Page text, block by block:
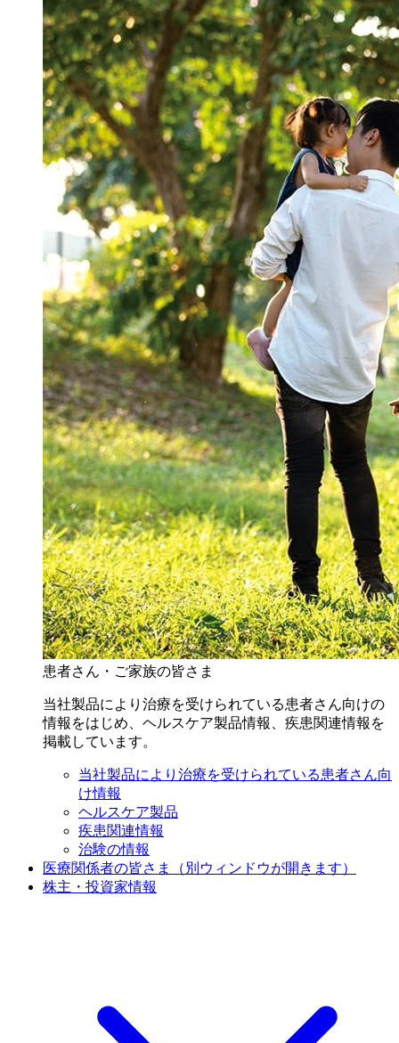
患者さん・ご家族の皆さま
当社製品により治療を受けられている患者さん向けの
情報をはじめ、ヘルスケア製品情報、疾患関連情報を
掲載しています。
当社製品により治療を受けられている患者さん向
け情報
ヘルスケア製品
疾患関連情報
治験の情報
医療関係者の皆さま
（別ウィンドウが開きます）
株主・投資家情報